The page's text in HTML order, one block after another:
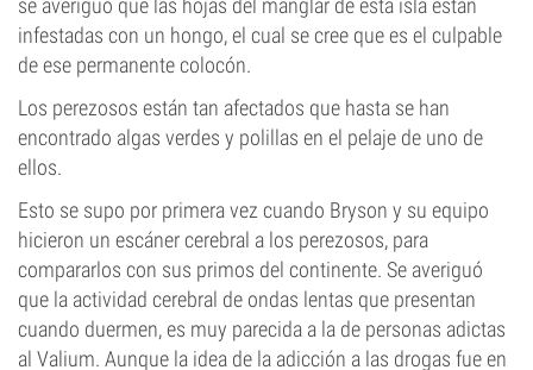
se averiguó que las hojas del manglar de esta isla están
infestadas con un hongo, el cual se cree que es el culpable
de ese permanente colocón.
Los perezosos están tan afectados que hasta se han
encontrado algas verdes y polillas en el pelaje de uno de
ellos.
Esto se supo por primera vez cuando Bryson y su equipo
hicieron un escáner cerebral a los perezosos, para
compararlos con sus primos del continente. Se averiguó
que la actividad cerebral de ondas lentas que presentan
cuando duermen, es muy parecida a la de personas adictas
al Valium. Aunque la idea de la adicción a las drogas fue en